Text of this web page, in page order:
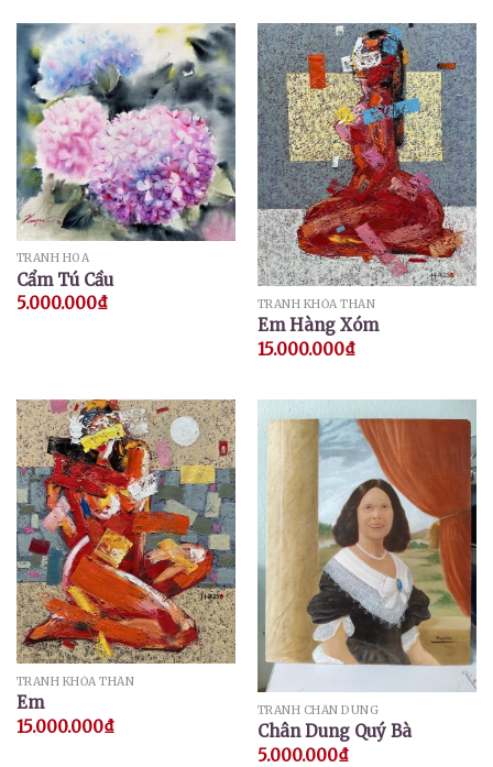
TRANH HOA
Cẩm Tú Cầu
5.000.000₫ TRANH KHỎA THÂN
Em Hàng Xóm
15.000.000₫
TRANH KHỎA THÂN
Em
15.000.000₫
TRANH CHÂN DUNG
Chân Dung Quý Bà
5.000.000₫